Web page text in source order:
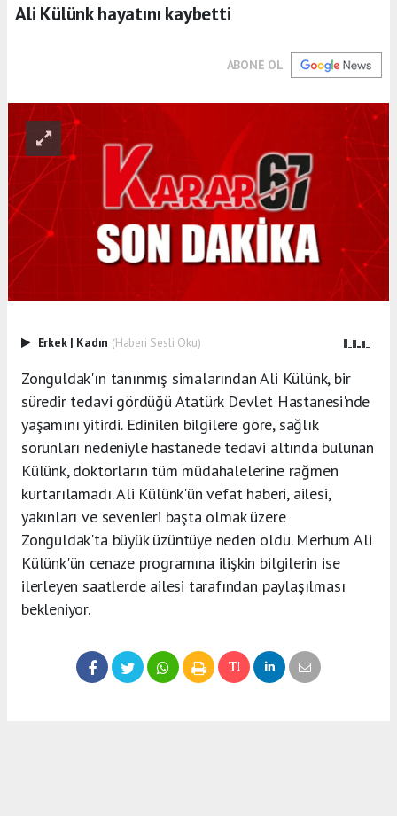
Ali Külünk hayatını kaybetti
ABONE OL
Erkek | Kadın (Haberi Sesli Oku)
Zonguldak'ın tanınmış simalarından Ali Külünk, bir
süredir tedavi gördüğü Atatürk Devlet Hastanesi'nde
yaşamını yitirdi. Edinilen bilgilere göre, sağlık
sorunları nedeniyle hastanede tedavi altında bulunan
Külünk, doktorların tüm müdahalelerine rağmen
kurtarılamadı. Ali Külünk'ün vefat haberi, ailesi,
yakınları ve sevenleri başta olmak üzere
Zonguldak'ta büyük üzüntüye neden oldu. Merhum Ali
Külünk'ün cenaze programına ilişkin bilgilerin ise
ilerleyen saatlerde ailesi tarafından paylaşılması
bekleniyor.